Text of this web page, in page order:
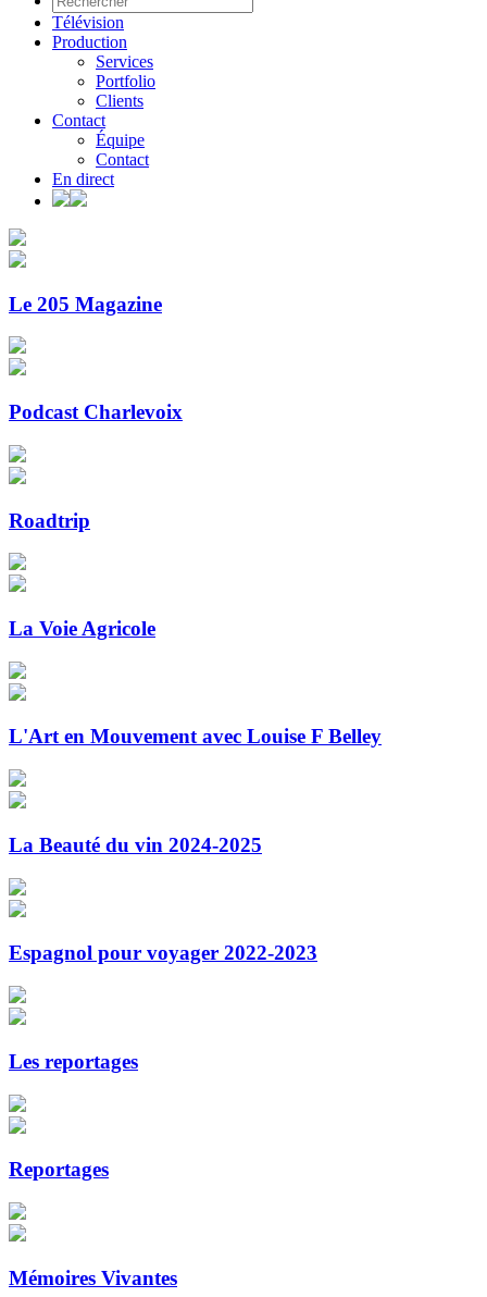
Télévision
Production
Services
Portfolio
Clients
Contact
Équipe
Contact
En direct
Le 205 Magazine
Podcast Charlevoix
Roadtrip
La Voie Agricole
L'Art en Mouvement avec Louise F Belley
La Beauté du vin 2024-2025
Espagnol pour voyager 2022-2023
Les reportages
Reportages
Mémoires Vivantes